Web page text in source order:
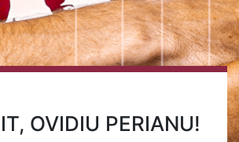
OVIDIU PERIANU!